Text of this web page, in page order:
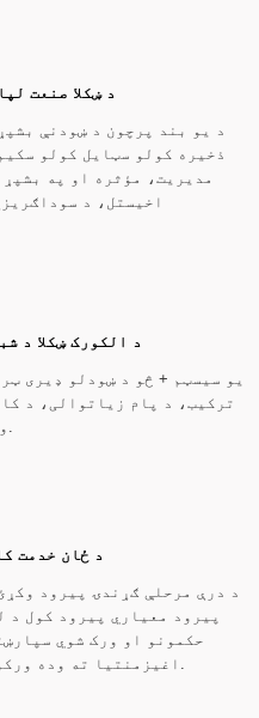
د ښکلا صنعت
د یو بند پرچون د ښودنې
ذخیره کولو سټایل کولو
مدیریت، مؤثره او په
اخیستل، د
د الکورک ښکلا د
یو سیسټم + څو د ښودلو ډیری
ترکیب، د پام زیاتوالی، د
والي.
د ځان خدمت
د درې مرحلې ګړندۍ پیرود
پیرود معیاري پیرود کول د
حکمونو او ورک شوي
اغیزمنتیا ته وده ورکول او بدلون ته وده ورکول.